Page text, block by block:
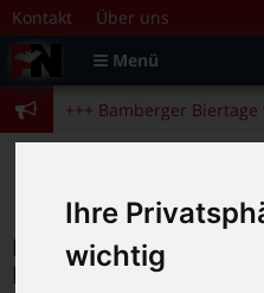
Ihre
wichtig
Zum Inhalt springen
Kontakt Über uns
Menü
+++ Bamberger
+++ Blues- und
+++ Bamberger
Flying Pickets:
Formation), am 7.